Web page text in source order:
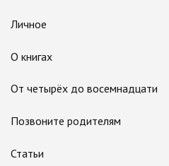
Личное
О книгах
От четырёх до восемнадцати
Позвоните родителям
Статьи